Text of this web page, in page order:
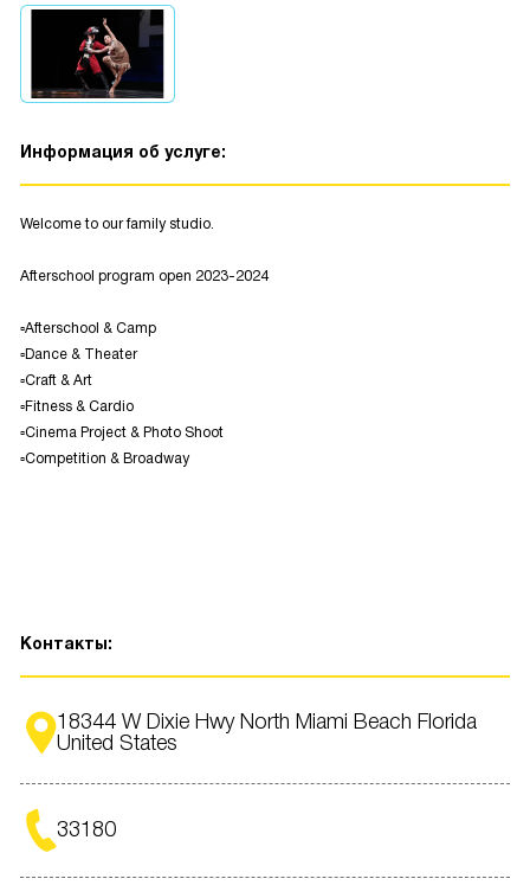
Информация об услуге:
Welcome to our family studio.
Afterschool program open 2023-2024
▫️Afterschool & Camp
▫️Dance & Theater
▫️Craft & Art
▫️Fitness & Cardio
▫️Cinema Project & Photo Shoot
▫️Competition & Broadway
Контакты:
18344 W Dixie Hwy North Miami Beach Florida
United States
33180